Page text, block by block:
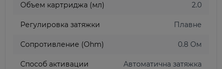
Объем картриджа (мл) 2.0
Регулировка затяжки Плавне
Сопротивление (Ohm) 0.8 Ом
Способ активации Автоматична затяжка